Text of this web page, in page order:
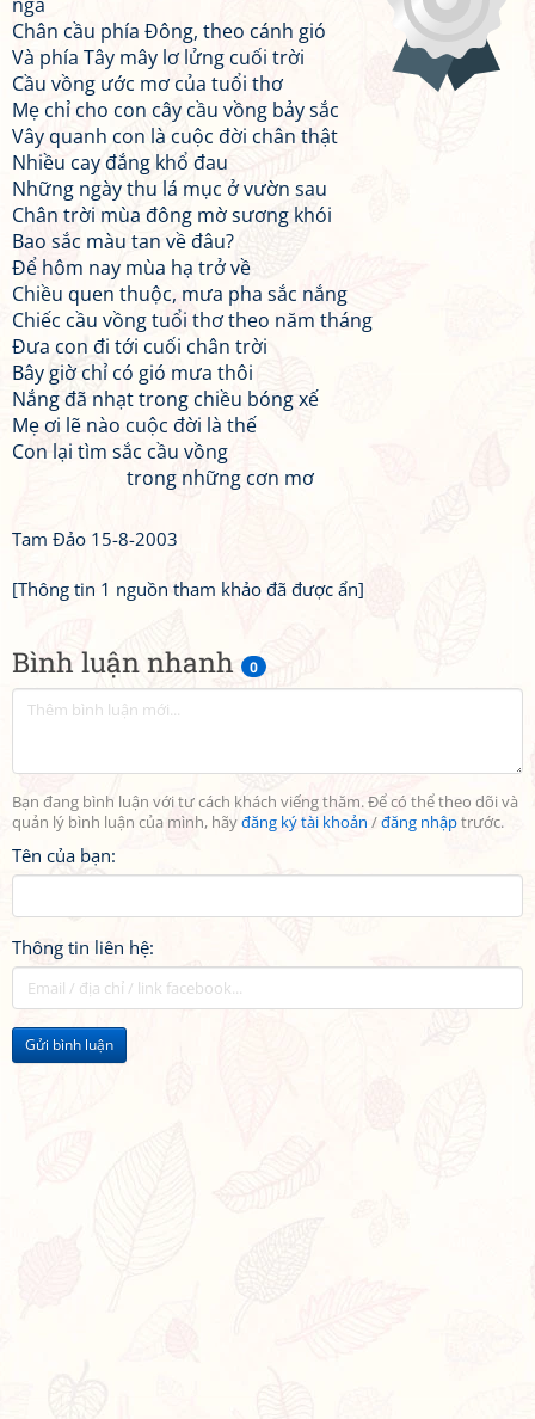
Bình luận nhanh 0
Bạn đang bình luận với tư cách khách viếng thăm. Để có thể theo dõi và
quản lý bình luận của mình, hãyđăng ký tài khoản /đăng nhậptrước.
Tên của bạn:
Thông tin liên hệ:
Gửi bình luận
Chân cầu phía Đông, theo cánh gió
Và phía Tây mây lơ lửng cuối trời
Cầu vồng ước mơ của tuổi thơ
Mẹ chỉ cho con cây cầu vồng bảy sắc
Vây quanh con là cuộc đời chân thật
Nhiều cay đắng khổ đau
Những ngày thu lá mục ở vườn sau
Chân trời mùa đông mờ sương khói
Bao sắc màu tan về đâu?
Để hôm nay mùa hạ trở về
Chiều quen thuộc, mưa pha sắc nắng
Chiếc cầu vồng tuổi thơ theo năm tháng
Đưa con đi tới cuối chân trời
Bây giờ chỉ có gió mưa thôi
Nắng đã nhạt trong chiều bóng xế
Mẹ ơi lẽ nào cuộc đời là thế
Con lại tìm sắc cầu vồng
trong những cơn mơ
Tam Đảo 15-8-2003
[Thông tin 1 nguồn tham khảo đã được ẩn]